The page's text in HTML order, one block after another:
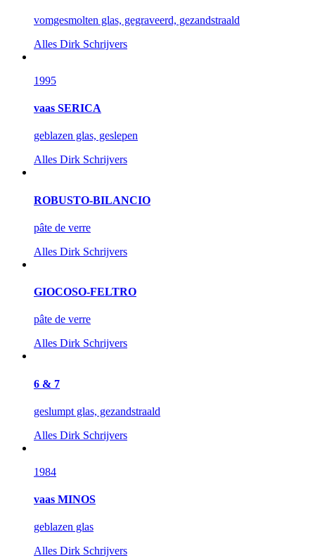
vomgesmolten glas, gegraveerd, gezandstraald
Alles Dirk Schrijvers
1995
vaas SERICA
geblazen glas, geslepen
Alles Dirk Schrijvers
ROBUSTO-BILANCIO
pâte de verre
Alles Dirk Schrijvers
GIOCOSO-FELTRO
pâte de verre
Alles Dirk Schrijvers
6 & 7
geslumpt glas, gezandstraald
Alles Dirk Schrijvers
1984
vaas MINOS
geblazen glas
Alles Dirk Schrijvers